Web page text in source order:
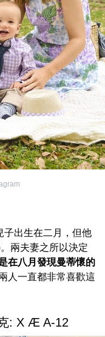
子出生在二月，但他
兩夫妻之所以決定
在八月發現曼蒂懷的
人一直都非常喜歡這
: X Æ A-12